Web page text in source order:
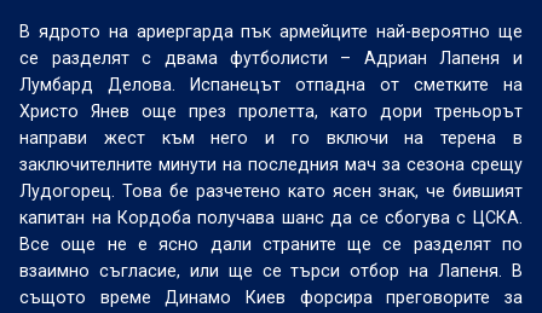
В ядрото на ариергарда пък армейците най-вероятно ще
се разделят с двама футболисти – Адриан Лапеня и
Лумбард Делова. Испанецът отпадна от сметките на
Христо Янев още през пролетта, като дори треньорът
направи жест към него и го включи на терена в
заключителните минути на последния мач за сезона срещу
Лудогорец. Това бе разчетено като ясен знак, че бившият
капитан на Кордоба получава шанс да се сбогува с ЦСКА.
Все още не е ясно дали страните ще се разделят по
взаимно съгласие, или ще се търси отбор на Лапеня. В
същото време Динамо Киев форсира преговорите за